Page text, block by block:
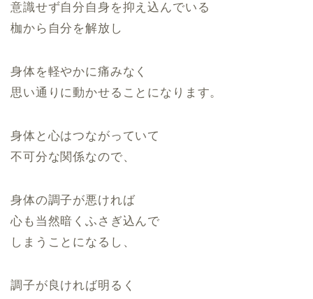
意識せず自分自身を抑え込んでいる
枷から自分を解放し
身体を軽やかに痛みなく
思い通りに動かせることになります。
身体と心はつながっていて
不可分な関係なので、
身体の調子が悪ければ
心も当然暗くふさぎ込んで
しまうことになるし、
調子が良ければ明るく